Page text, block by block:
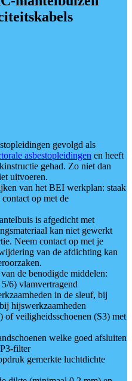
gevolgd als
asbestopleidingen en heeft
gehad. Zo niet dan
uitvoeren.
van het BEI werkplan: staak
op met de
is afgedicht met
kan niet gewerkt
Neem contact op met je
van de afdichting kan
de benodigde middelen:
6) vlamvertragend
in de sleuf, bij
hijswerkzaamheden
of veiligheidsschoenen (S3) met
welke goed afsluiten
filter
gemerkte luchtdichte